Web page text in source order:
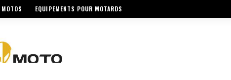
EQUIPEMENTS POUR MOTARDS